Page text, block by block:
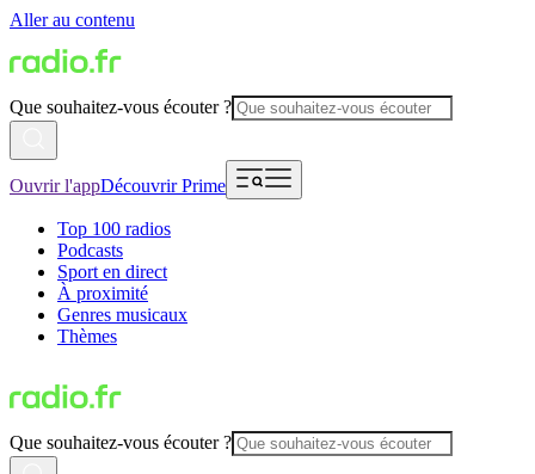
Aller au contenu
Que souhaitez-vous écouter ?
Ouvrir l'appDécouvrir Prime
Top 100 radios
Podcasts
Sport en direct
À proximité
Genres musicaux
Thèmes
Que souhaitez-vous écouter ?